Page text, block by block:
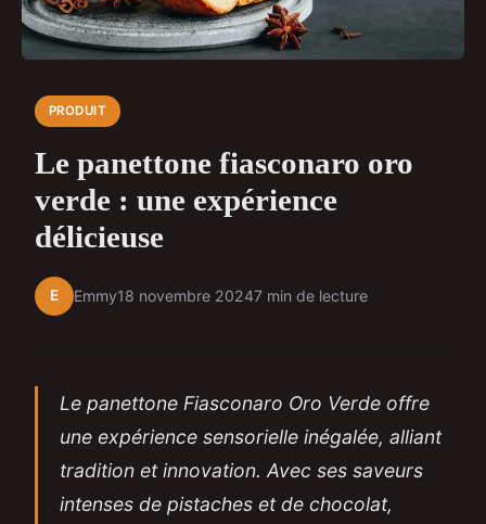
PRODUIT
Le panettone fiasconaro oro
verde : une expérience
délicieuse
E Emmy18 novembre 20247 min de lecture
Le panettone Fiasconaro Oro Verde offre
une expérience sensorielle inégalée, alliant
tradition et innovation. Avec ses saveurs
intenses de pistaches et de chocolat,